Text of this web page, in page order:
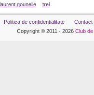
laurent gounelle trei
Politica de confidentialitate
Contact
Copyright © 2011 - 2026 Club